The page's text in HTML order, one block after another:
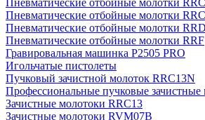
Пневматические отбойные молотки
Пневматические отбойные молотки
Пневматические отбойные молотки
Пневматические отбойные молотки RRF
Гравировальная машинка P2505 PRO
Игольчатые пистолеты
Пучковый зачистной молоток RRC13N
Профессиональные пучковые зачистные
Зачистные молотоки RRC13
Зачистные молотоки RVM07B